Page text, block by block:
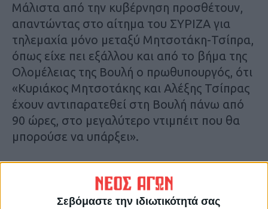
Σεβόμαστε την ιδιωτικότητά σας
Μάλιστα από την κυβέρνηση προσθέτουν,
απαντώντας στο αίτημα του ΣΥΡΙΖΑ για
τηλεμαχία μόνο μεταξύ Μητσοτάκη-Τσίπρα,
όπως είχε πει εξάλλου και από το βήμα της
Ολομέλειας της Βουλή ο πρωθυπουργός, ότι
«Κυριάκος Μητσοτάκης και Αλέξης Τσίπρας
έχουν αντιπαρατεθεί στη Βουλή πάνω από
90 ώρες, στο μεγαλύτερο ντιμπέιτ που θα
μπορούσε να υπάρξει».
εκπροσώπου Τύπου της Πόπης Τσαπανίδου,
ζητά τη διεξαγωγή δύο τηλεμαχιών. Μία με